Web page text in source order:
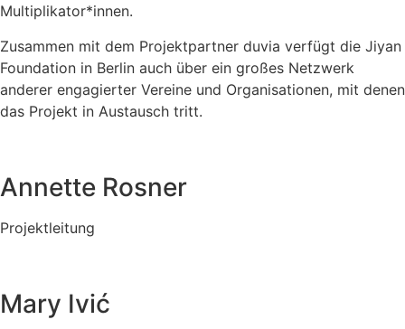
Multiplikator*innen.
Zusammen mit dem Projektpartner duvia verfügt die Jiyan
Foundation in Berlin auch über ein großes Netzwerk
anderer engagierter Vereine und Organisationen, mit denen
das Projekt in Austausch tritt.
Annette Rosner
Projektleitung
Mary Ivić